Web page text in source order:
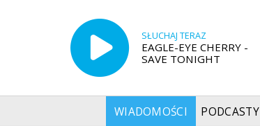
SŁUCHAJ TERAZ
EAGLE-EYE CHERRY -
SAVE TONIGHT
WIADOMOŚCI PODCASTY